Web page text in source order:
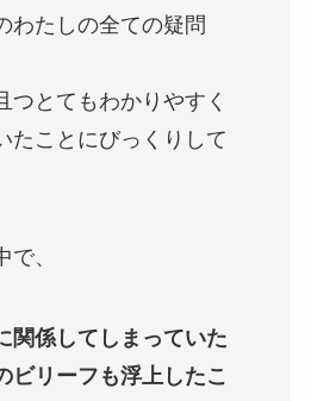
わたしの全ての疑問
つとてもわかりやすく
たことにびっくりして
、
関係してしまっていた
ビリーフも浮上したこ